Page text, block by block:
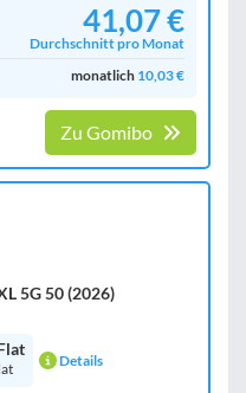
41,07 €
Durchschnitt pro Monat
monatlich 10,03 €
Zu Gomibo
5G 50 (2026)
Details